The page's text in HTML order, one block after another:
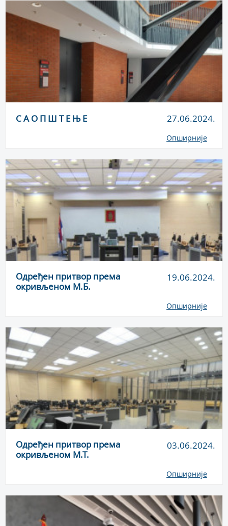
С А О П Ш Т Е Њ Е 27.06.2024.
Опширније
Одређен притвор према
окривљеном М.Б.
19.06.2024.
Опширније
Одређен притвор према
окривљеном М.Т.
03.06.2024.
Опширније